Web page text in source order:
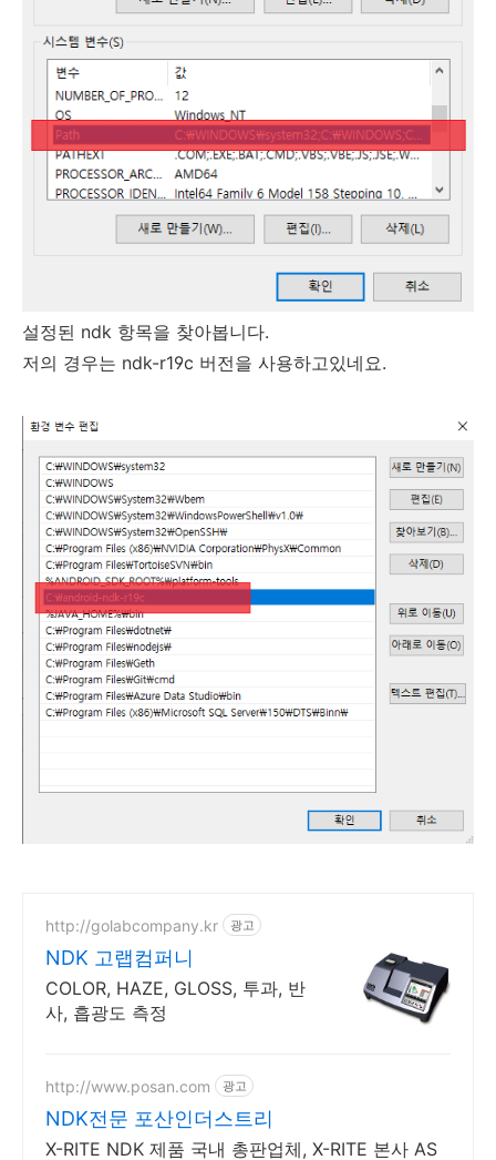
설정된 ndk 항목을 찾아봅니다.
저의 경우는 ndk-r19c 버전을 사용하고있네요.
http://golabcompany.kr 광고
NDK 고랩컴퍼니
COLOR, HAZE, GLOSS, 투과, 반
사, 흡광도 측정
http://www.posan.com 광고
NDK전문 포산인더스트리
X-RITE NDK 제품 국내 총판업체, X-RITE 본사 AS